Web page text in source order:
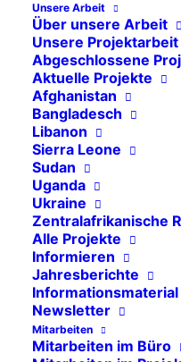
Unsere Arbeit
Über unsere Arbeit
Unsere Projektarbeit
Abgeschlossene
Aktuelle Projekte
Afghanistan
Bangladesch
Libanon
Sierra Leone
Sudan
Uganda
Ukraine
Zentralafrikanische
Alle Projekte
Informieren
Jahresberichte
Informationsmaterial
Newsletter
Mitarbeiten
Mitarbeiten im Büro
Mosambik
Afghanistan
Libanon
Bangladesch
Sierra Leone
13. Februar 2023